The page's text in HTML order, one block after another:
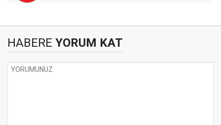
HABERE YORUM KAT